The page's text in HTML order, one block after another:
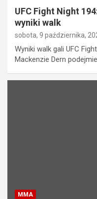
UFC Fight Night
wyniki walk
sobota, 9 października,
Wyniki walk gali UFC
Mackenzie Dern
MMA